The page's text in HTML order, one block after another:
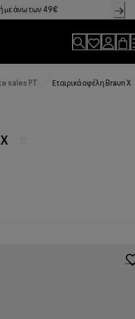
με άνω των 49€
sales PT Εταιρικά οφέλη Braun X